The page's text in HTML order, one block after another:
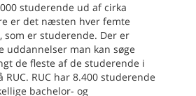
studerende ud af cirka
er det næsten hver femte
som er studerende. Der er
uddannelser man kan søge
de fleste af de studerende i
RUC har 8.400 studerende
bachelor- og